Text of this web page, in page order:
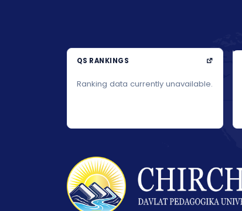
QS RANKINGS
Ranking data currently unavailable.